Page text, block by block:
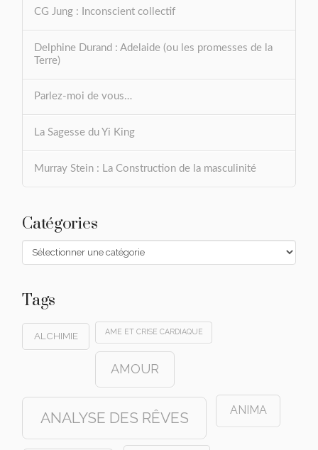
CG Jung : Inconscient collectif
Delphine Durand : Adelaide (ou les promesses de la
Terre)
Parlez-moi de vous…
La Sagesse du Yi King
Murray Stein : La Construction de la masculinité
Catégories
Catégories
Tags
ALCHIMIE AME ET CRISE CARDIAQUE
AMOUR
ANALYSE DES RÊVES ANIMA